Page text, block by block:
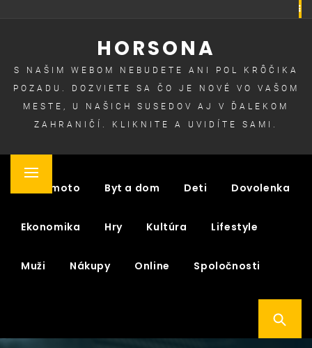
HORSONA
S NAŠIM WEBOM NEBUDETE ANI POL KRÔČIKA
POZADU. DOZVIETE SA ČO JE NOVÉ VO VAŠOM
MESTE, U NAŠICH SUSEDOV AJ V ĎALEKOM
ZAHRANIČÍ. KLIKNITE A UVIDÍTE SAMI.
Primary
Auto moto Byt a dom Deti Dovolenka
Ekonomika Hry Kultúra Lifestyle
Muži Nákupy Online Spoločnosti